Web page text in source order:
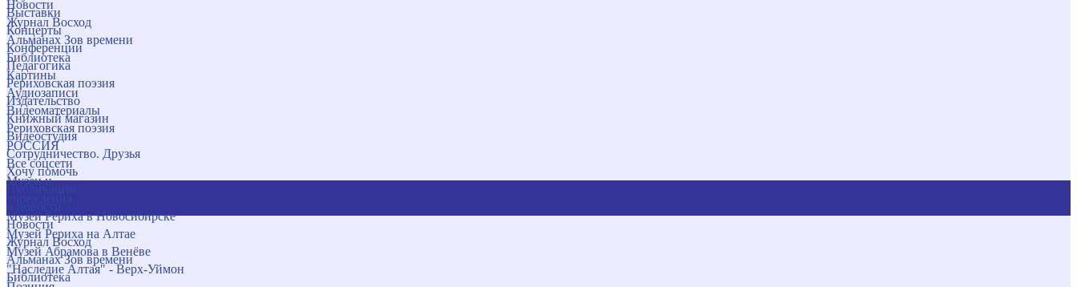
Новости
Журнал Восход
Альманах Зов времени
Библиотека
Картины
Аудиозаписи
Видеоматериалы
Рериховская поэзия
РОССИЯ
Все соцсети
Музеи и
Музей Рериха в Новосибирске
Музей Рериха на Алтае
Музей Абрамова в Венёве
"Наследие Алтая" - Верх-Уймон
Выставки
Концерты
Конференции
Педагогика
Рериховская поэзия
Издательство
Книжный магазин
Видеостудия
Сотрудничество. Друзья
Хочу помочь
Новости
Журнал Восход
Альманах Зов времени
Библиотека